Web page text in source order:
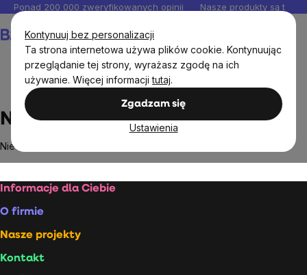
Kontynuuj bez personalizacji
Ta strona internetowa używa plików cookie. Kontynuując
przeglądanie tej strony, wyrażasz zgodę na ich
używanie. Więcej informacjitutaj.
Zgadzam się
Ustawienia
Przejść
do
treści
Ponad 200 000 zweryfikowanych opinii Nasze produkty są
Natracare
Natracare
Nie znaleziono towarów marki
Stopka
Informacje dla Ciebie
O firmie
Nasze projekty
Kontakt